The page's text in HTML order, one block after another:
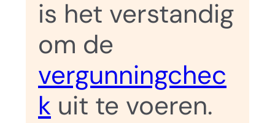
is het verstandig
om de
vergunningchec
k uit te voeren.